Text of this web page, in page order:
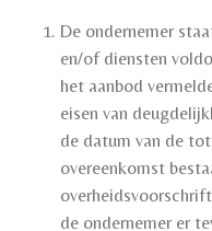
De ondernemer
en/of diensten
het aanbod
eisen van
de datum van de
overeenkomst
de ondernemer er